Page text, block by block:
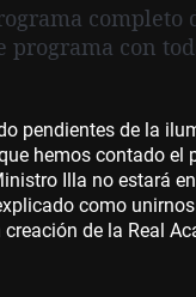
programa con
pendientes de la
hemos contado
Illa no estará
como
de la Real